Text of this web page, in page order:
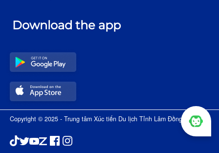
Download the app
Copyright © 2025 - Trung tâm Xúc tiến Du lịch Tỉnh Lâm Đồng